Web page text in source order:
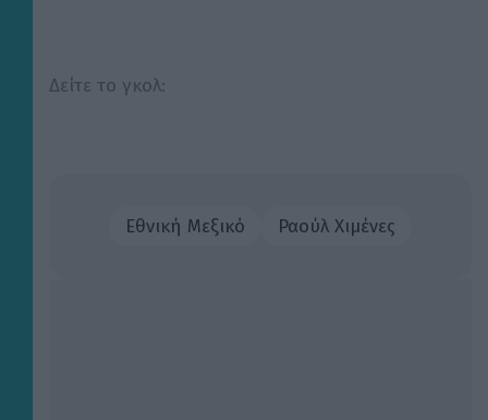
Δείτε το γκολ:
Εθνική Μεξικό Ραούλ Χιμένες